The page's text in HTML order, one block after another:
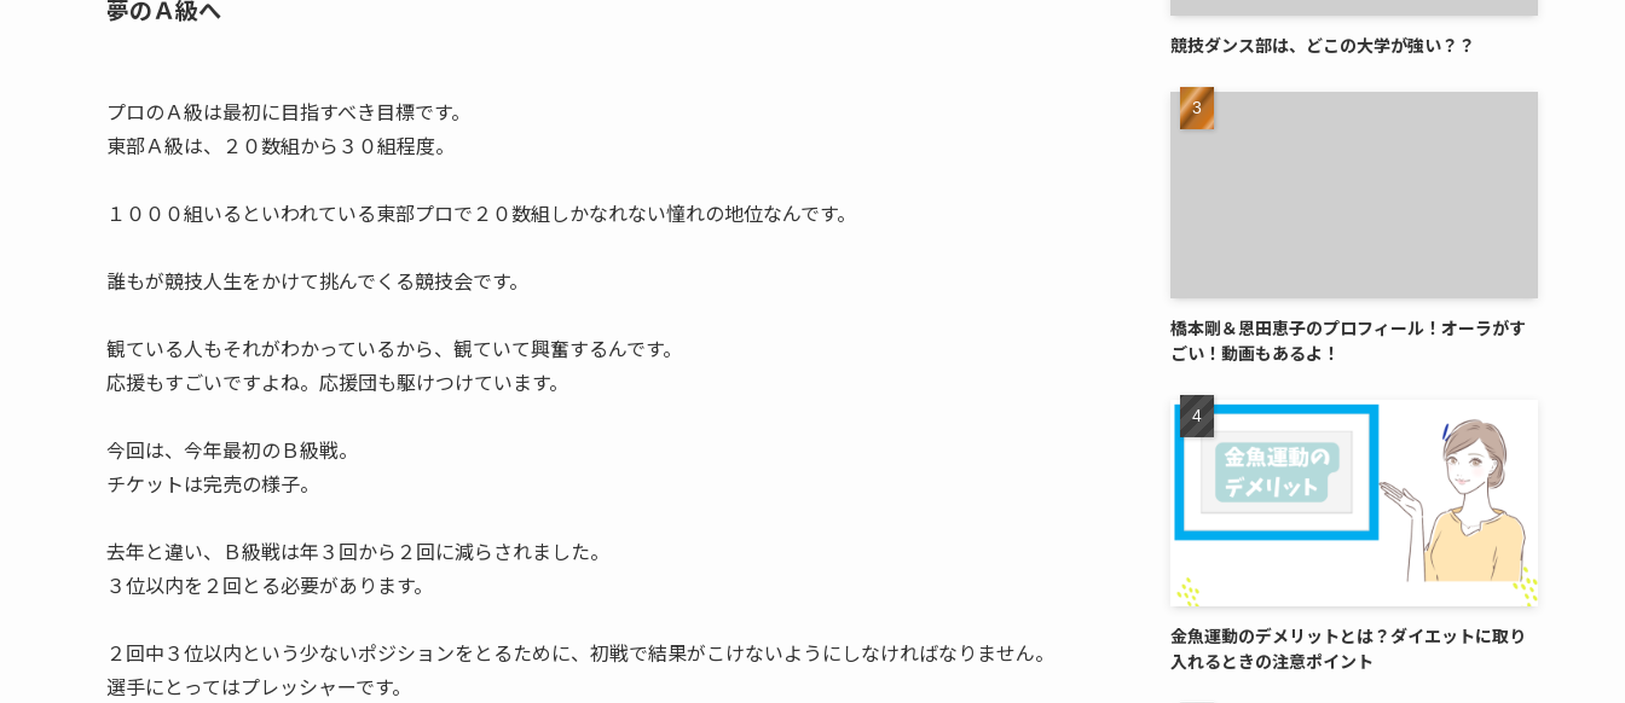
夢のＡ級へ
プロのＡ級は最初に目指すべき目標です。
東部Ａ級は、２０数組から３０組程度。
１０００組いるといわれている東部プロで２０数組しかなれない憧れの地位なんです。
誰もが競技人生をかけて挑んでくる競技会です。
観ている人もそれがわかっているから、観ていて興奮するんです。
応援もすごいですよね。応援団も駆けつけています。
今回は、今年最初のＢ級戦。
チケットは完売の様子。
去年と違い、Ｂ級戦は年３回から２回に減らされました。
３位以内を２回とる必要があります。
２回中３位以内という少ないポジションをとるために、初戦で結果がこけないようにしなければなりません。
選手にとってはプレッシャーです。
競技ダンス部は、どこの大学が強い？？
橋本剛＆恩田恵子のプロフィール！オーラがす
ごい！動画もあるよ！
金魚運動のデメリットとは？ダイエットに取り
入れるときの注意ポイント